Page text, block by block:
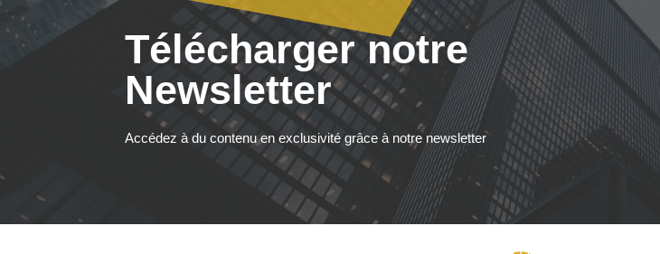
Télécharger notre
Newsletter
Accédez à du contenu en exclusivité grâce à notre newsletter